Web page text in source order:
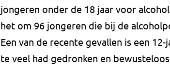
jongeren onder de 18 jaar voor
het om 96 jongeren die bij de
Een van de recente gevallen is een
te veel had gedronken en